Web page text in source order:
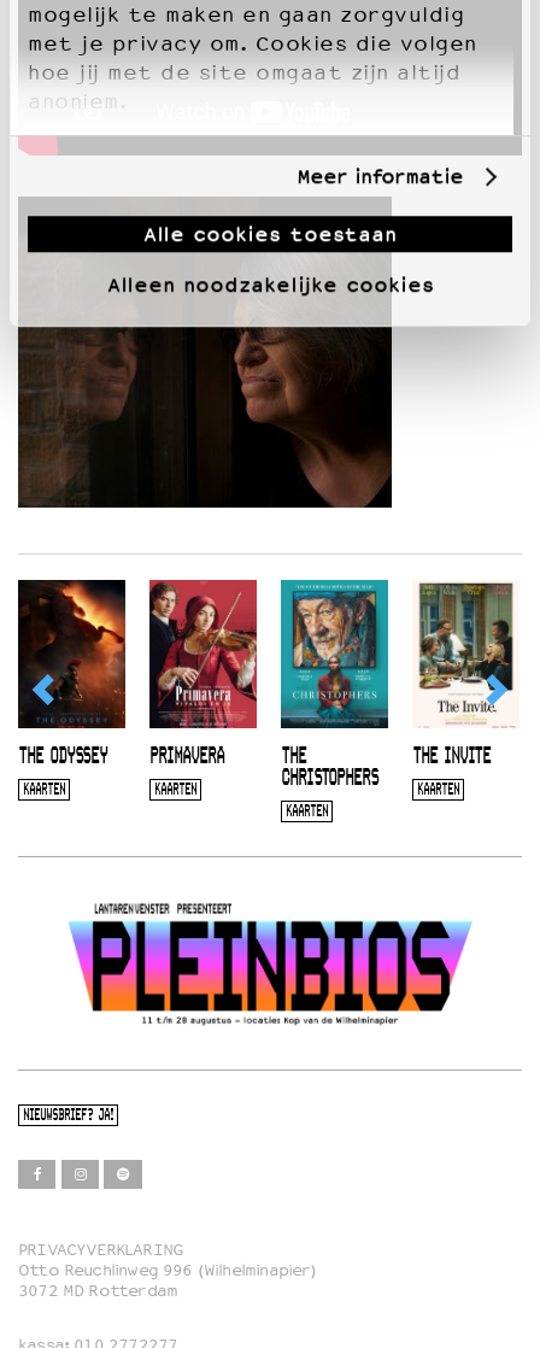
mogelijk te maken en gaan zorgvuldig
met je privacy om. Cookies die volgen
hoe jij met de site omgaat zijn altijd
anoniem.
Meer informatie
Alle cookies toestaan
Alleen noodzakelijke cookies
THE ODYSSEY
KAARTEN
PRIMAVERA
KAARTEN
THE
CHRISTOPHERS
KAARTEN
THE INVITE
KAARTEN
NIEUWSBRIEF? JA!
Film
PRIVACYVERKLARING
Otto Reuchlinweg 996 (Wilhelminapier)
3072 MD Rotterdam